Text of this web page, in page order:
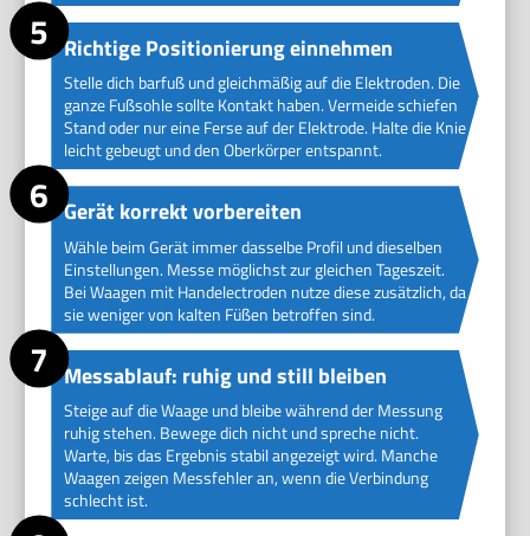
Richtige Positionierung einnehmen
Stelle dich barfuß und gleichmäßig auf die Elektroden. Die
ganze Fußsohle sollte Kontakt haben. Vermeide schiefen
Stand oder nur eine Ferse auf der Elektrode. Halte die Knie
leicht gebeugt und den Oberkörper entspannt.
Gerät korrekt vorbereiten
Wähle beim Gerät immer dasselbe Profil und dieselben
Einstellungen. Messe möglichst zur gleichen Tageszeit.
Bei Waagen mit Handelectroden nutze diese zusätzlich, da
sie weniger von kalten Füßen betroffen sind.
Messablauf: ruhig und still bleiben
Steige auf die Waage und bleibe während der Messung
ruhig stehen. Bewege dich nicht und spreche nicht.
Warte, bis das Ergebnis stabil angezeigt wird. Manche
Waagen zeigen Messfehler an, wenn die Verbindung
schlecht ist.